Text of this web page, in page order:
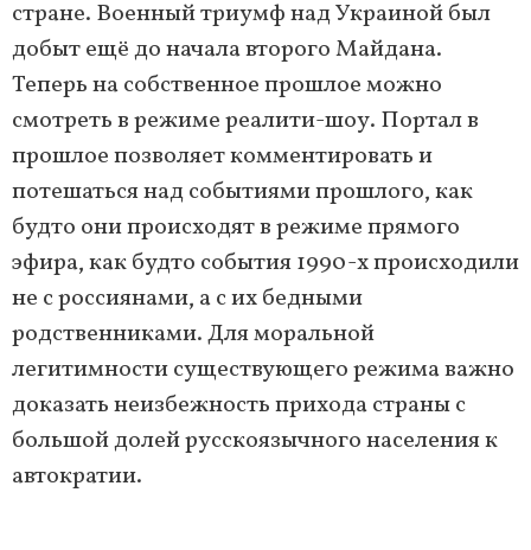
стране. Военный триумф над Украиной был
добыт ещё до начала второго Майдана.
Теперь на собственное прошлое можно
смотреть в режиме реалити-шоу. Портал в
прошлое позволяет комментировать и
потешаться над событиями прошлого, как
будто они происходят в режиме прямого
эфира, как будто события 1990-х происходили
не с россиянами, а с их бедными
родственниками. Для моральной
легитимности существующего режима важно
доказать неизбежность прихода страны с
большой долей русскоязычного населения к
автократии.